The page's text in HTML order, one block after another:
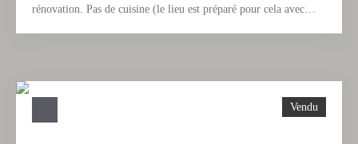
rénovation. Pas de cuisine (le lieu est préparé pour cela avec
Vendu